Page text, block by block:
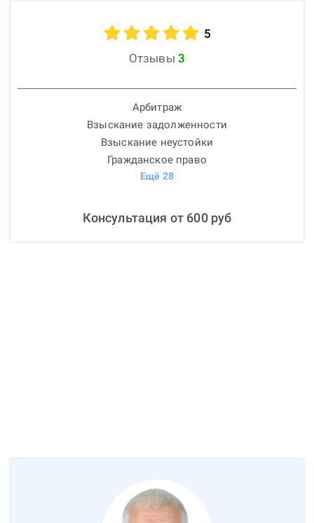
5
Отзывы 3
Арбитраж
Взыскание задолженности
Взыскание неустойки
Гражданское право
Ещё 28
Консультация от 600руб